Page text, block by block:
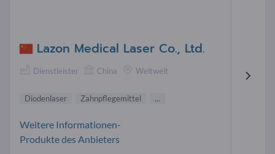
Lazon Medical Laser Co., Ltd.
Dienstleister China Weltweit
Diodenlaser Zahnpflegemittel ...
Weitere Informationen-
Produkte des Anbieters